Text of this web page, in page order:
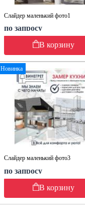
Слайдер маленький фото1
по запросу
В корзину
Новинка
Слайдер маленький фото3
по запросу
В корзину